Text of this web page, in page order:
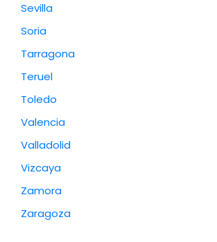
Sevilla
Soria
Tarragona
Teruel
Toledo
Valencia
Valladolid
Vizcaya
Zamora
Zaragoza